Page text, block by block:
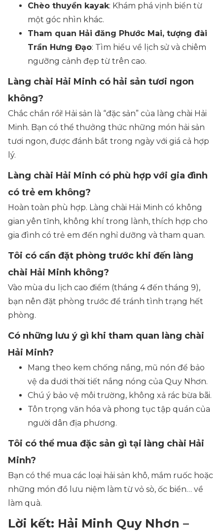
Chèo thuyền kayak: Khám phá vịnh biển từ
một góc nhìn khác.
Tham quan Hải đăng Phước Mai, tượng đài
Trần Hưng Đạo: Tìm hiểu về lịch sử và chiêm
ngưỡng cảnh đẹp từ trên cao.
Làng chài Hải Minh có hải sản tươi ngon
không?
Chắc chắn rồi! Hải sản là “đặc sản” của làng chài Hải
Minh. Bạn có thể thưởng thức những món hải sản
tươi ngon, được đánh bắt trong ngày với giá cả hợp
lý.
Làng chài Hải Minh có phù hợp với gia đình
có trẻ em không?
Hoàn toàn phù hợp. Làng chài Hải Minh có không
gian yên tĩnh, không khí trong lành, thích hợp cho
gia đình có trẻ em đến nghỉ dưỡng và tham quan.
Tôi có cần đặt phòng trước khi đến làng
chài Hải Minh không?
Vào mùa du lịch cao điểm (tháng 4 đến tháng 9),
bạn nên đặt phòng trước để tránh tình trạng hết
phòng.
Có những lưu ý gì khi tham quan làng chài
Hải Minh?
Mang theo kem chống nắng, mũ nón để bảo
vệ da dưới thời tiết nắng nóng của Quy Nhơn.
Chú ý bảo vệ môi trường, không xả rác bừa bãi.
Tôn trọng văn hóa và phong tục tập quán của
người dân địa phương.
Tôi có thể mua đặc sản gì tại làng chài Hải
Minh?
Bạn có thể mua các loại hải sản khô, mắm ruốc hoặc
những món đồ lưu niệm làm từ vỏ sò, ốc biển… về
làm quà.
Lời kết: Hải Minh Quy Nhơn –